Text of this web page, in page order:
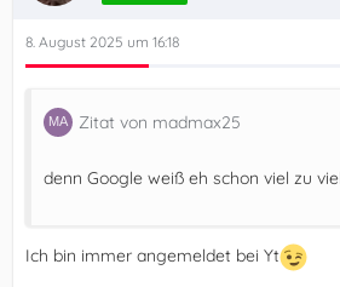
8. August 2025 um 16:18
Zitat von madmax25
denn Google weiß eh schon viel zu
Ich bin immer angemeldet bei Yt